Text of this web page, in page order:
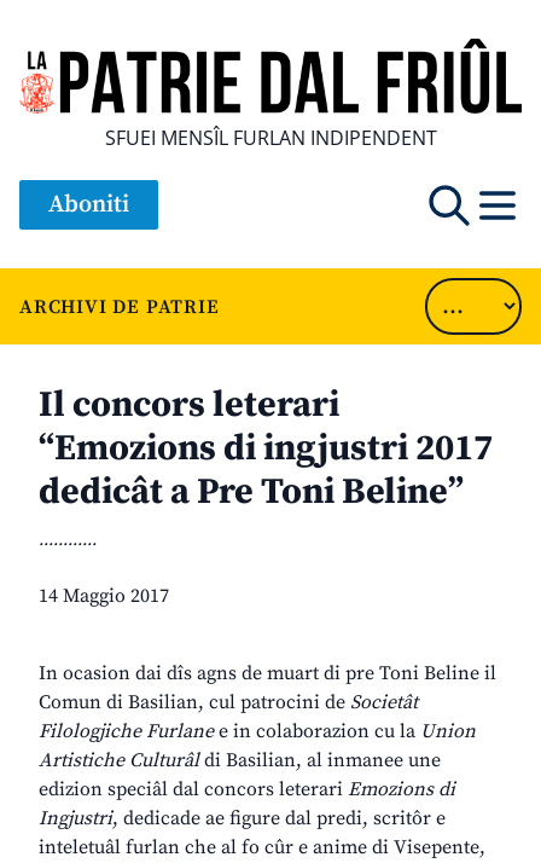
SFUEI MENSÎL FURLAN INDIPENDENT
Aboniti
ARCHIVI DE PATRIE
Il concors leterari
“Emozions di ingjustri 2017
dedicât a Pre Toni Beline”
............
14 Maggio 2017
In ocasion dai dîs agns de muart di pre Toni Beline il
Comun di Basilian, cul patrocini de Societât
Filologjiche Furlanee in colaborazion cu la Union
Artistiche Culturâldi Basilian, al inmanee une
edizion speciâl dal concors leterari Emozions di
Ingjustri, dedicade ae figure dal predi, scritôr e
inteletuâl furlan che al fo cûr e anime di Visepente,